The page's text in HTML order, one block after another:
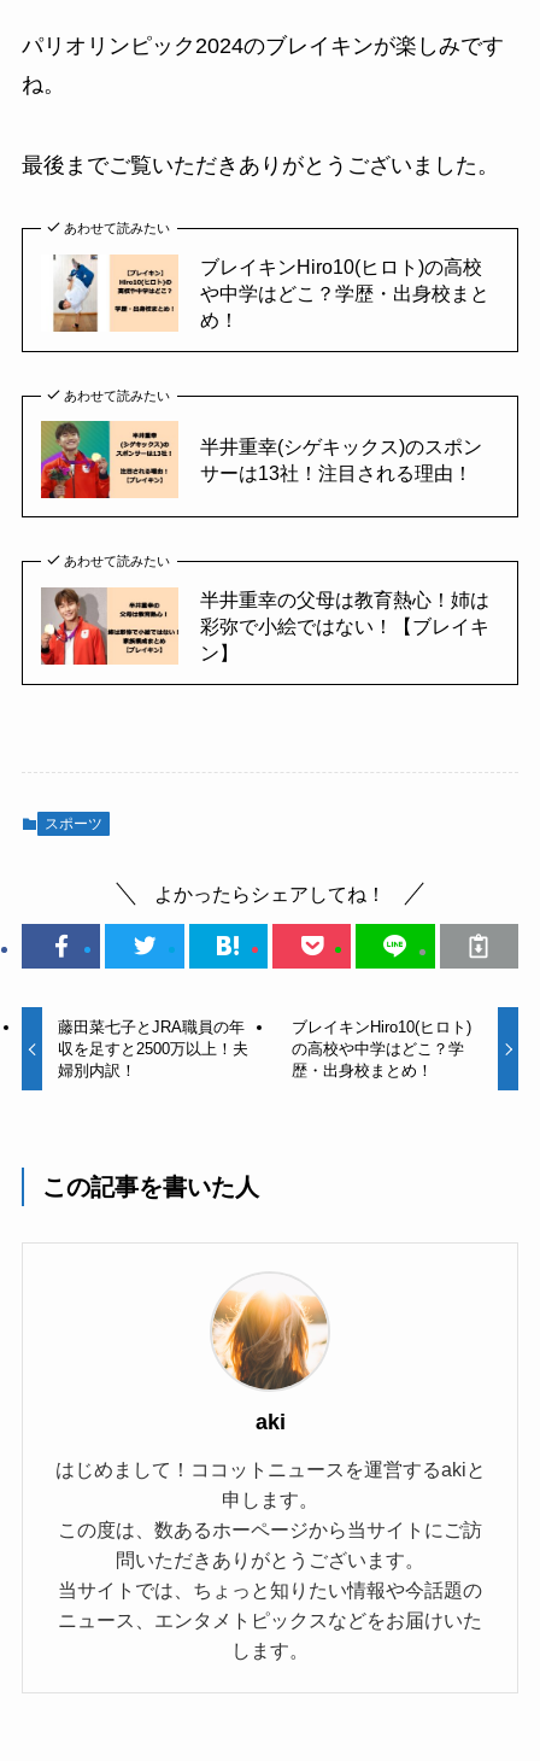
パリオリンピック2024のブレイキンが楽しみです
ね。
最後までご覧いただきありがとうございました。
あわせて読みたい
ブレイキンHiro10(ヒロト)の高校
や中学はどこ？学歴・出身校まと
め！
あわせて読みたい
半井重幸(シゲキックス)のスポン
サーは13社！注目される理由！
あわせて読みたい
半井重幸の父母は教育熱心！姉は
彩弥で小絵ではない！【ブレイキ
ン】
スポーツ
よかったらシェアしてね！
藤田菜七子とJRA職員の年
収を足すと2500万以上！夫
婦別内訳！
ブレイキンHiro10(ヒロト)
の高校や中学はどこ？学
歴・出身校まとめ！
この記事を書いた人
aki
はじめまして！ココットニュースを運営するakiと
申します。
この度は、数あるホーページから当サイトにご訪
問いただきありがとうございます。
当サイトでは、ちょっと知りたい情報や今話題の
ニュース、エンタメトピックスなどをお届けいた
します。